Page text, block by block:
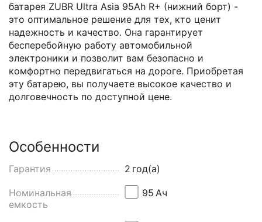
батарея ZUBR Ultra Asia 95Ah R+ (нижний борт) -
это оптимальное решение для тех, кто ценит
надежность и качество. Она гарантирует
бесперебойную работу автомобильной
электроники и позволит вам безопасно и
комфортно передвигаться на дороге. Приобретая
эту батарею, вы получаете высокое качество и
долговечность по доступной цене.
Особенности
Гарантия 2 год(а)
Номинальная
емкость
95 Aч